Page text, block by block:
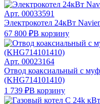
Арт. 00033591
Электрокотел 24кВт
67 800 ₽В корзину
Арт. 00023164
Отвод коаксиальный с
(KHG714101410)
1 739 ₽В корзину